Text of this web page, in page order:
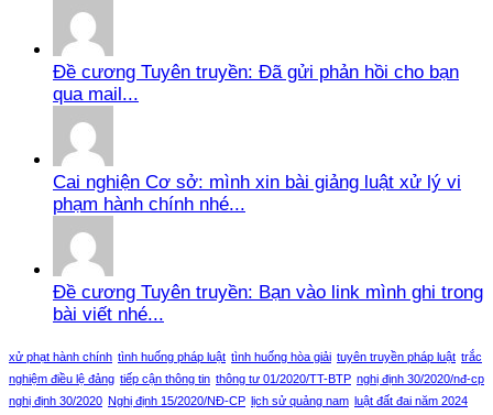
Đề cương Tuyên truyền: Đã gửi phản hồi cho bạn
qua mail...
Cai nghiện Cơ sở: mình xin bài giảng luật xử lý vi
phạm hành chính nhé...
Đề cương Tuyên truyền: Bạn vào link mình ghi trong
bài viết nhé...
xử phạt hành chính tình huống pháp luật tình huống hòa giải tuyên truyền pháp luật trắc
nghiệm điều lệ đảng tiếp cận thông tin thông tư 01/2020/TT-BTP nghị định 30/2020/nđ-cp
nghị định 30/2020 Nghị định 15/2020/NĐ-CP lịch sử quảng nam luật đất đai năm 2024